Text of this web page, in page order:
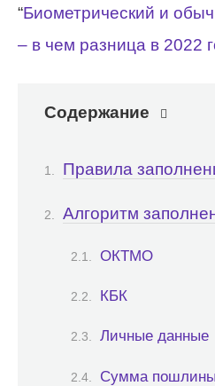
“Биометрический и
– в чем разница в 2022
Содержание
Правила
Алгоритм
ОКТМО
КБК
Личные данные
Сумма пошлины